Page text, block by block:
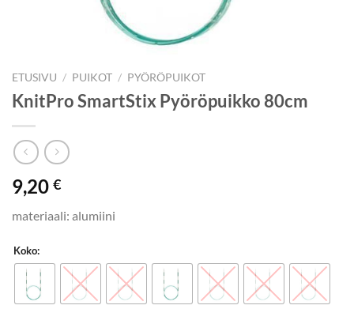
ETUSIVU / PUIKOT / PYÖRÖPUIKOT
KnitPro SmartStix Pyöröpuikko 80cm
9,20 €
materiaali: alumiini
Koko: